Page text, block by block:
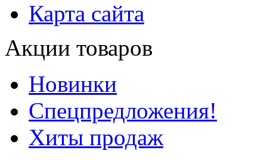
Карта сайта
Акции товаров
Новинки
Спецпредложения!
Хиты продаж